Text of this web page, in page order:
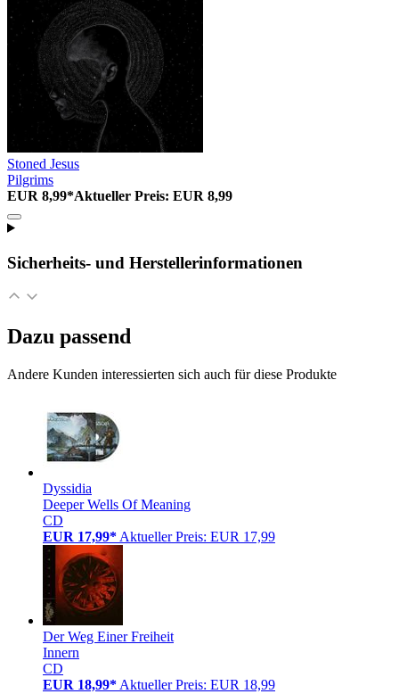
Stoned Jesus
Pilgrims
EUR 8,99*Aktueller Preis: EUR 8,99
Sicherheits- und Herstellerinformationen
Dazu passend
Andere Kunden interessierten sich auch für diese Produkte
Dyssidia
Deeper Wells Of Meaning
CD
EUR 17,99* Aktueller Preis: EUR 17,99
Der Weg Einer Freiheit
Innern
CD
EUR 18,99* Aktueller Preis: EUR 18,99